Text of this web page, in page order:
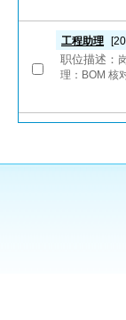
工程助理
职位描述：
理：BOM 核